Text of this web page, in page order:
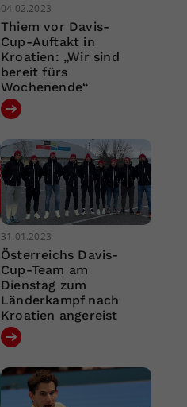
04.02.2023
Thiem vor Davis-
Cup-Auftakt in
Kroatien: „Wir sind
bereit fürs
Wochenende“
31.01.2023
Österreichs Davis-
Cup-Team am
Dienstag zum
Länderkampf nach
Kroatien angereist